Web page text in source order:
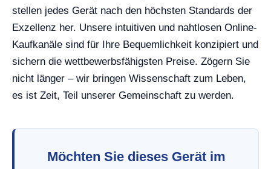
stellen jedes Gerät nach den höchsten Standards der
Exzellenz her. Unsere intuitiven und nahtlosen Online-
Kaufkanäle sind für Ihre Bequemlichkeit konzipiert und
sichern die wettbewerbsfähigsten Preise. Zögern Sie
nicht länger – wir bringen Wissenschaft zum Leben,
es ist Zeit, Teil unserer Gemeinschaft zu werden.
Möchten Sie dieses Gerät im